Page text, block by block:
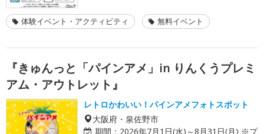
体験イベント・アクティビティ 無料イベント
『きゅんっと「パインアメ」in りんくうプレミ
アム・アウトレット』
レトロかわいい！パインアメフォトスポット
大阪府・泉佐野市
期間： 2026年7月1日(水)～8月31日(月) ※プ